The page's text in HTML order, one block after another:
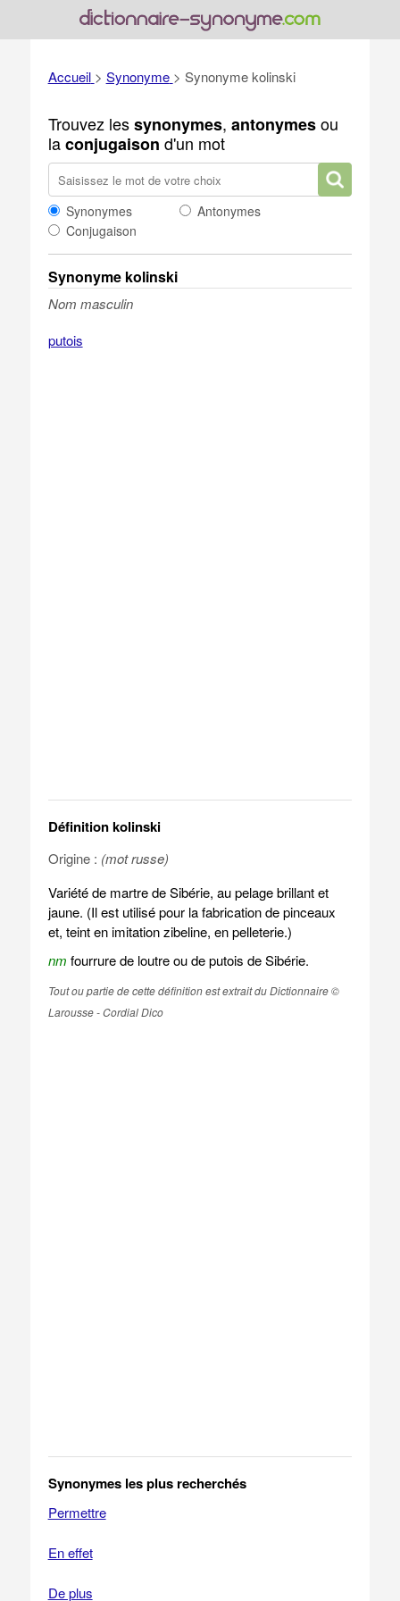
Accueil > Synonyme > Synonyme kolinski
Trouvez lessynonymes, antonymesou
laconjugaison d'un mot
Synonymes
Antonymes
Conjugaison
Synonyme kolinski
Nom masculin
putois
Définition kolinski
Origine : (mot russe)
Variété de martre de Sibérie, au pelage brillant et
jaune. (Il est utilisé pour la fabrication de pinceaux
et, teint en imitation zibeline, en pelleterie.)
nm fourrure de loutre ou de putois de Sibérie.
Tout ou partie de cette définition est extrait du Dictionnaire ©
Larousse - Cordial Dico
Synonymes les plus recherchés
Permettre
En effet
De plus